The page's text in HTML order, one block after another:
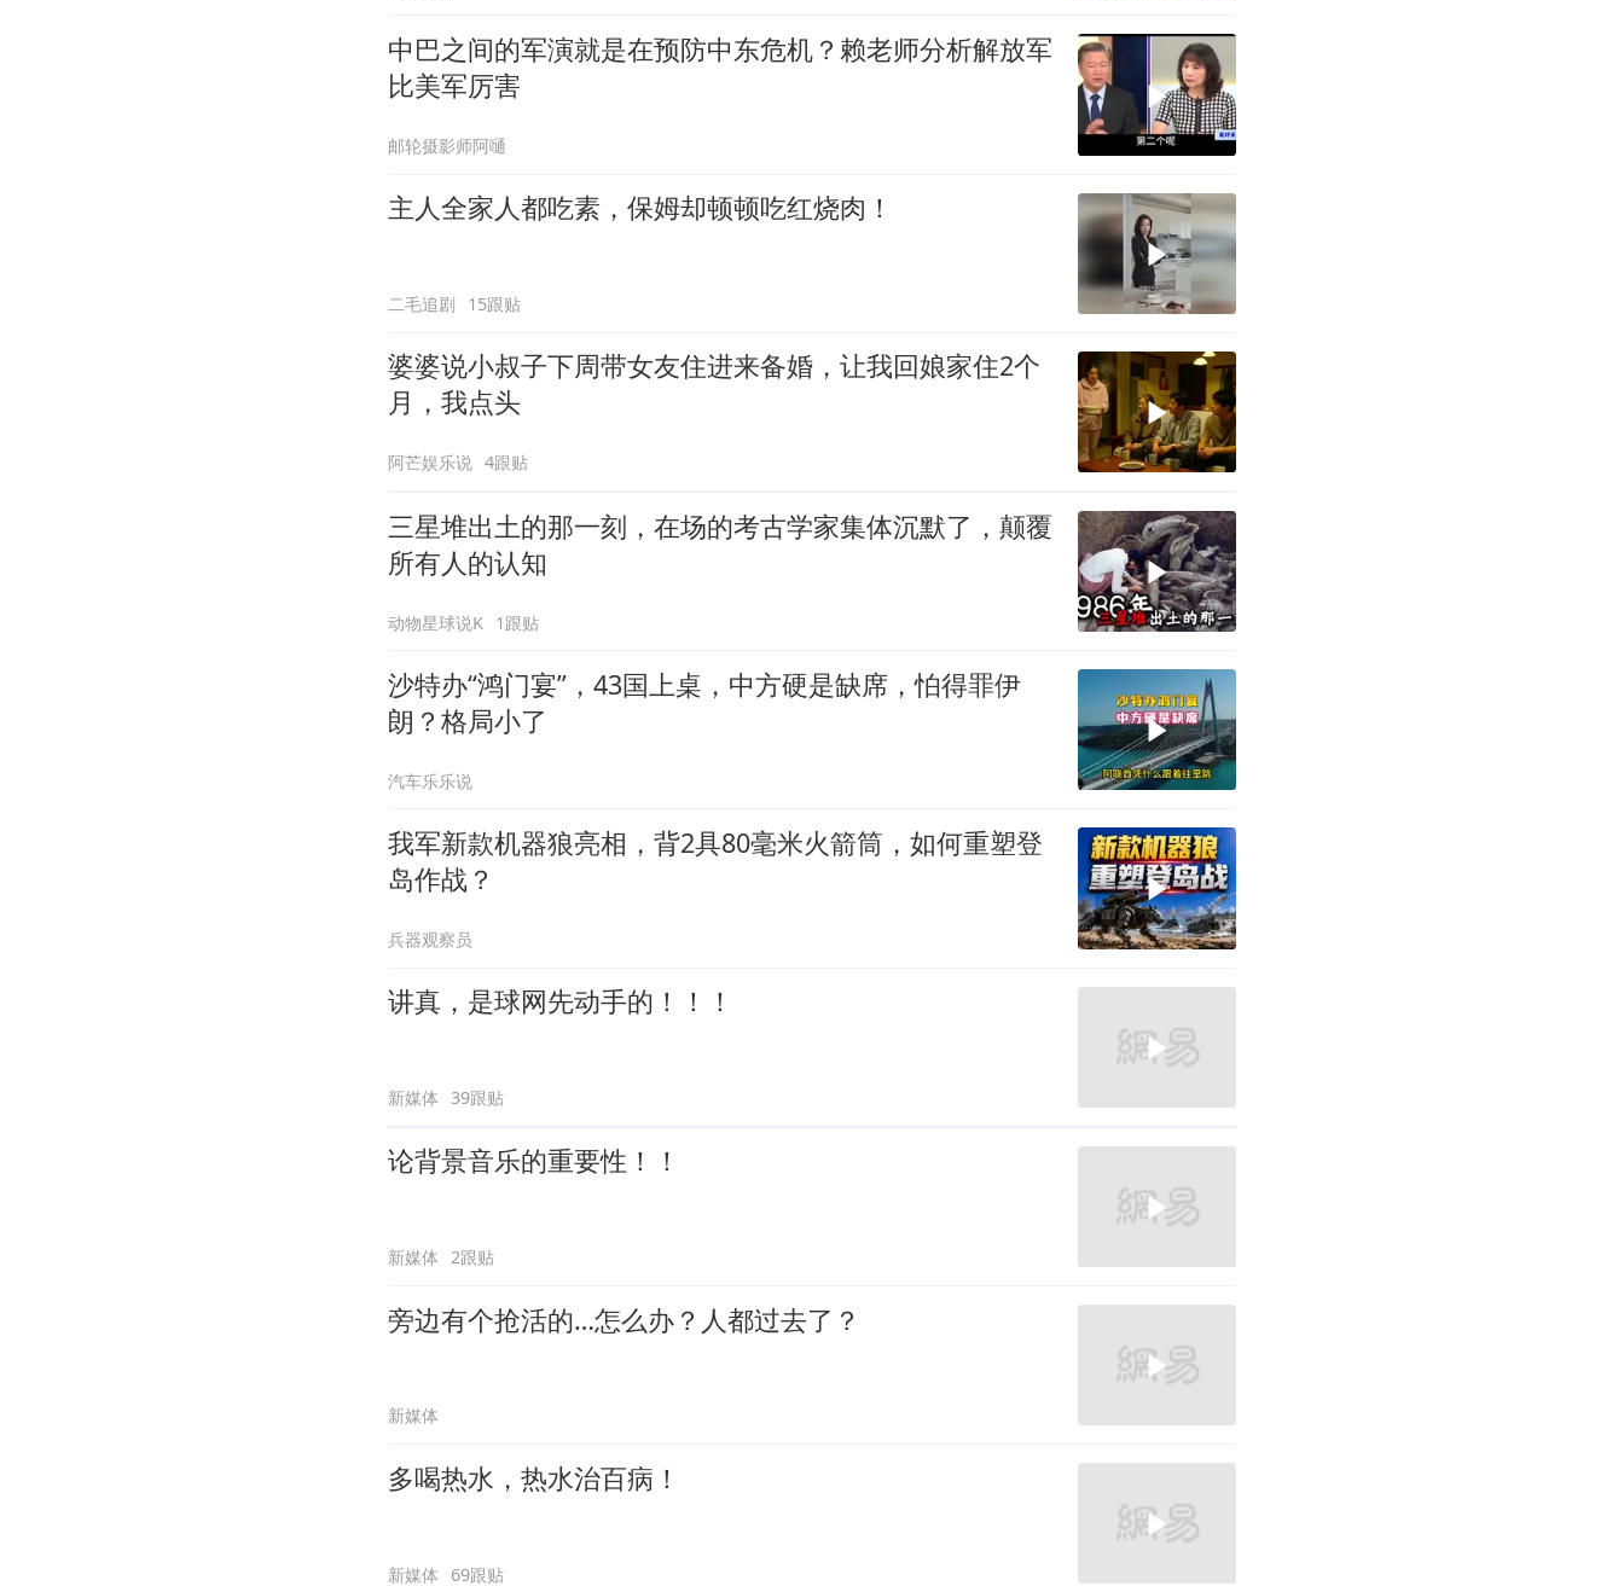
中巴之间的军演就是在预防中东危机？赖老师分析解放军
比美军厉害
邮轮摄影师阿嗵
主人全家人都吃素，保姆却顿顿吃红烧肉！
二毛追剧 15跟贴
婆婆说小叔子下周带女友住进来备婚，让我回娘家住2个
月，我点头
阿芒娱乐说 4跟贴
三星堆出土的那一刻，在场的考古学家集体沉默了，颠覆
所有人的认知
动物星球说K 1跟贴
沙特办“鸿门宴”，43国上桌，中方硬是缺席，怕得罪伊
朗？格局小了
汽车乐乐说
我军新款机器狼亮相，背2具80毫米火箭筒，如何重塑登
岛作战？
兵器观察员
讲真，是球网先动手的！！！
新媒体 39跟贴
论背景音乐的重要性！！
新媒体 2跟贴
旁边有个抢活的…怎么办？人都过去了？
新媒体
多喝热水，热水治百病！
新媒体 69跟贴